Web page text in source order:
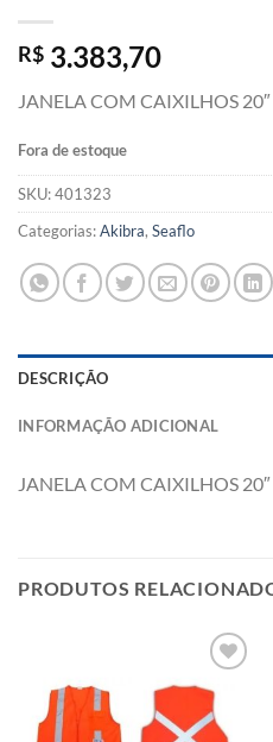
R$ 3.383,70
JANELA COM CAIXILHOS 20″
Fora de estoque
SKU:401323
Categorias:Akibra, Seaflo
DESCRIÇÃO
INFORMAÇÃO ADICIONAL
JANELA COM CAIXILHOS 20″
PRODUTOS
Add to
wishlist